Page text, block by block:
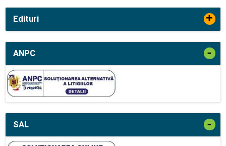
Edituri +
ANPC -
SAL -